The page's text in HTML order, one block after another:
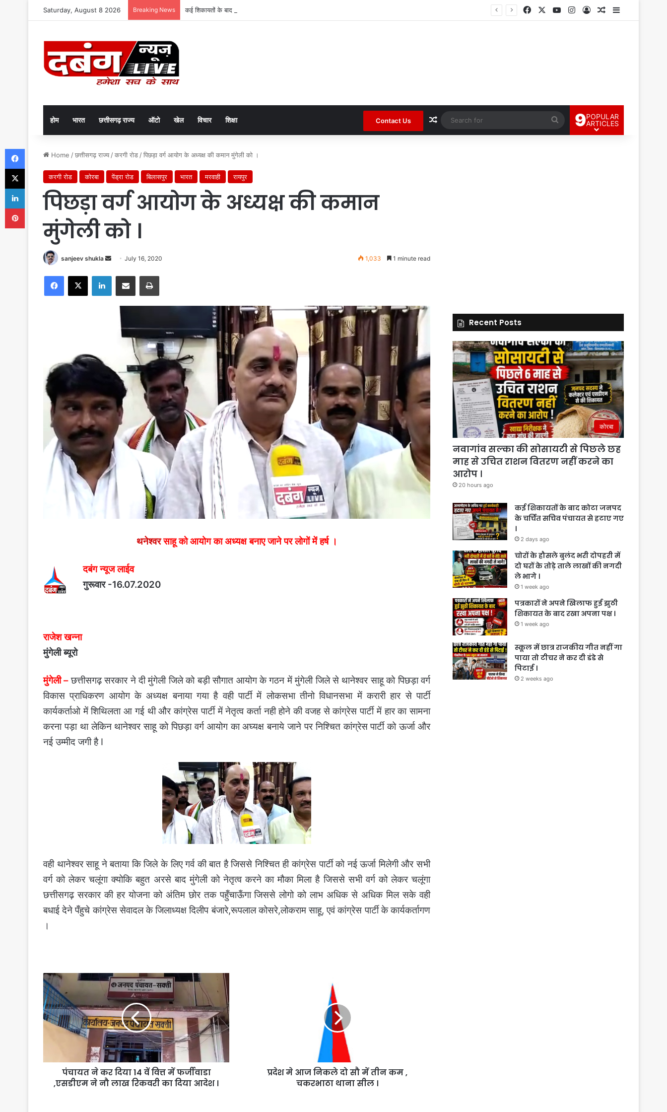
Saturday, August 8 2026 Breaking News कई शिकायतों के बाद कोटा जनपद के चर्चित सचिव पंचायत से हटाए गए । FacebookYouTubeInstagram
Log InRandom Article
Sidebar
होम भारत छत्तीसगढ़ राज्य ऑटो खेल विचार शिक्षा Contact Us Random Article
Search
for
9POPULAR
ARTICLES
Home /छत्तीसगढ़ राज्य /करगी रोड /पिछड़ा वर्ग आयोग के अध्यक्ष की कमान मुंगेली को ।
करगी रोड कोरबा पेंड्रा रोड बिलासपुर भारत मरवाही रायपुर
पिछड़ा वर्ग आयोग के अध्यक्ष की कमान
मुंगेली को ।
sanjeev shukla
Send
email
July 16, 2020 1,033 1 minute read
Facebook
X LinkedInShare via Email Print
थनेश्वरसाहू को आयोग का अध्यक्ष बनाए जाने पर लोगों में हर्ष ।
दबंग न्यूज लाईव
गुरूवार -16.07.2020
राजेश खन्ना
मुंगेली ब्यूरो
मुंगेली –छत्तीसगढ़ सरकार ने दी मुंगेली जिले को बड़ी सौगात आयोग के गठन में मुंगेली जिले से थानेश्वर साहू को पिछड़ा वर्ग
विकास प्राधिकरण आयोग के अध्यक्ष बनाया गया है वही पार्टी में लोकसभा तीनो विधानसभा में करारी हार से पार्टी
कार्यकर्ताओ में शिथिलता आ गई थी और कांग्रेस पार्टी में नेतृत्व कर्ता नही होने की वजह से कांग्रेस पार्टी में हार का सामना
करना पड़ा था लेकिन थानेश्वर साहू को पिछड़ा वर्ग आयोग का अघ्यक्ष बनाये जाने पर निश्चित कांग्रेस पार्टी को ऊर्जा और
नई उम्मीद जगी है I
वही थानेश्वर साहू ने बताया कि जिले के लिए गर्व की बात है जिससे निश्चित ही कांग्रेस पार्टी को नई ऊर्जा मिलेगी और सभी
वर्ग को लेकर चलूंगा क्योकि बहुत अरसे बाद मुंगेली को नेतृत्व करने का मौका मिला है जिससे सभी वर्ग को लेकर चलूंगा
छत्तीसगढ़ सरकार की हर योजना को अंतिम छोर तक पहुँचाऊँगा जिससे लोगो को लाभ अधिक से अधिक मिल सके वही
बधाई देने पँहुचे कांग्रेस सेवादल के जिलाध्यक्ष दिलीप बंजारे,रूपलाल कोसरे,लोकराम साहू, एवं कांग्रेस पार्टी के कार्यकर्तागण
।
पंचायत
ने
कर
दिया
14
फर्जीवाडा
,एसडीएमपंचायत ने कर दिया 14 वें वित्त में फर्जीवाडा
,एसडीएम ने नौ लाख रिकवरी का दिया आदेश ।
प्रदेश मे आज निकले दो सौ में तीन कम ,
चकरभाठा थाना सील ।
Recent Posts
कोरबा
नवागांव सल्का की सोसायटी से पिछले छह
माह से उचित राशन वितरण नहीं करने का
आरोप ।
20 hours ago
कई शिकायतों के बाद कोटा जनपद
के चर्चित सचिव पंचायत से हटाए गए
।
2 days ago
चोरों के हौसले बुलंद भरी दोपहरी में
दो घरों के तोड़े ताले लाखों की नगदी
ले भागे ।
1 week ago
पत्रकारों ने अपने खिलाफ हुई झुठी
शिकायत के बाद रखा अपना पक्ष ।
1 week ago
स्कूल में छात्र राजकीय गीत नहीं गा
पाया तो टीचर ने कर दी डंडे से
पिटाई ।
2 weeks ago
Facebook
X
LinkedIn
Pinterest